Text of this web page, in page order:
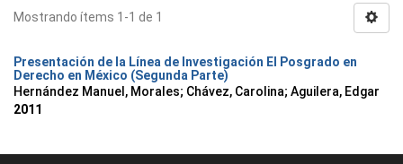
Mostrando ítems 1-1 de 1
Presentación de la Línea de Investigación El Posgrado en
Derecho en México (Segunda Parte)
Hernández Manuel, Morales; Chávez, Carolina; Aguilera, Edgar
2011